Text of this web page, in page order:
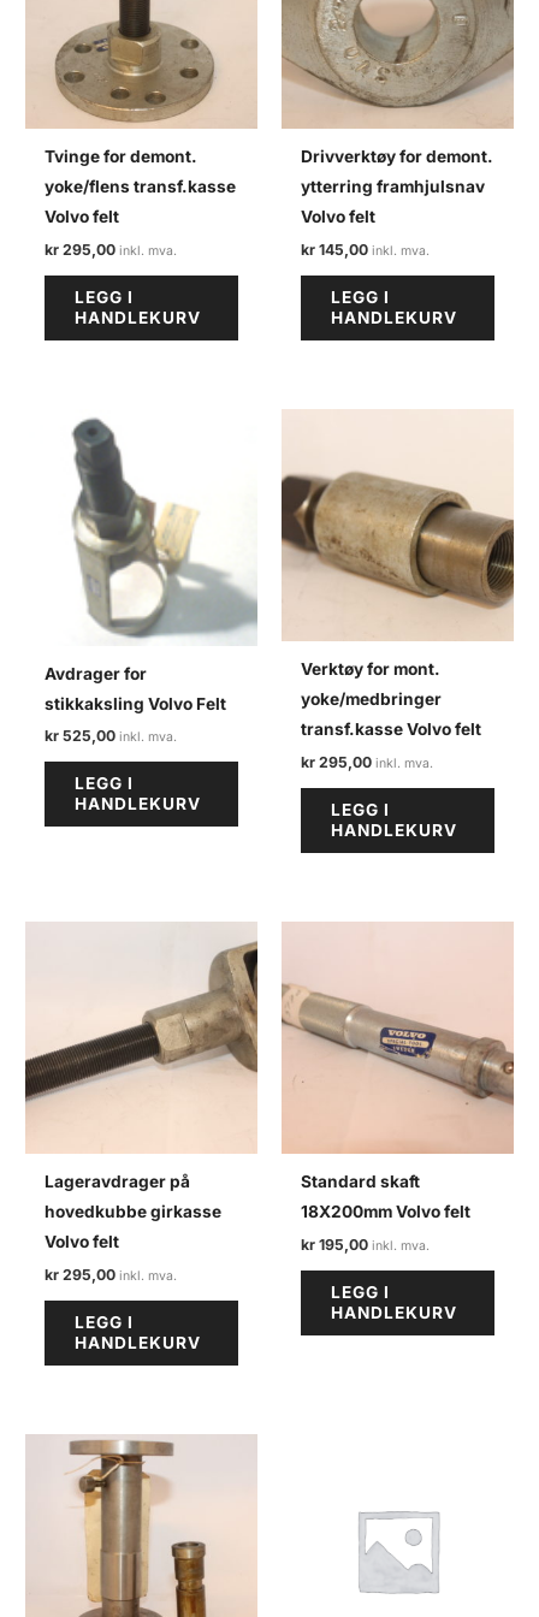
Tvinge for demont.
yoke/flens transf.kasse
Volvo felt
kr 295,00
LEGG I
HANDLEKURV
Drivverktøy for demont.
ytterring framhjulsnav
Volvo felt
kr 145,00
LEGG I
HANDLEKURV
Avdrager for
stikkaksling Volvo Felt
kr 525,00
LEGG I
HANDLEKURV
Verktøy for mont.
yoke/medbringer
transf.kasse Volvo felt
kr 295,00
LEGG I
HANDLEKURV
Lageravdrager på
hovedkubbe girkasse
Volvo felt
kr 295,00
LEGG I
HANDLEKURV
Standard skaft
18X200mm Volvo felt
kr 195,00
LEGG I
HANDLEKURV